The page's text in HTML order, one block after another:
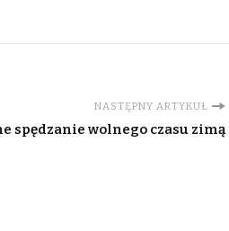
NASTĘPNY ARTYKUŁ
spędzanie wolnego czasu zimą